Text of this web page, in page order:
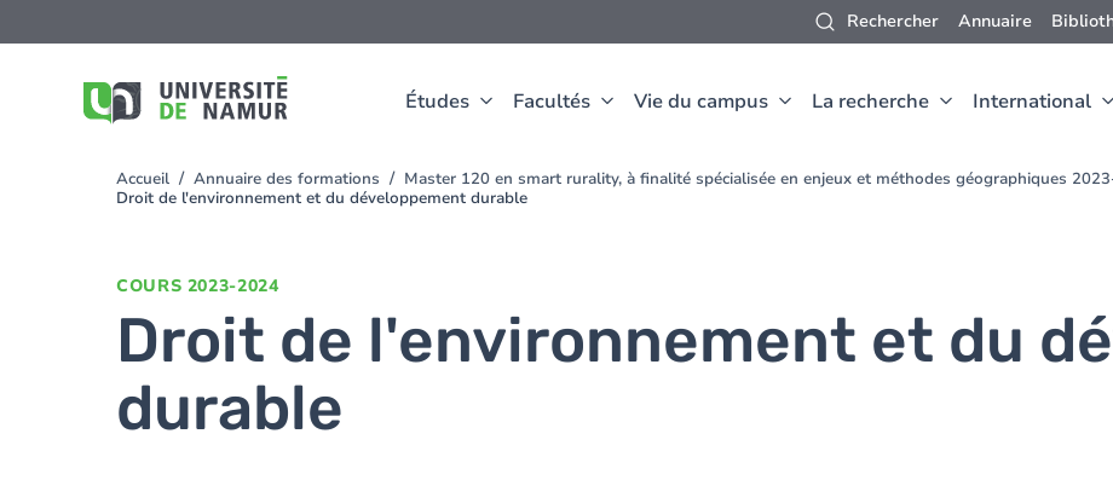
Rechercher Annuaire
Études Facultés Vie du campus La recherche International
au
You
Accueil Annuaire des formations
Master 120 en smart rurality, à finalité spécialisée en enjeux et méthodes géographiques
Droit de l'environnement et du développement durable
COURS 2023-2024
Droit de l'environnement et du
durable